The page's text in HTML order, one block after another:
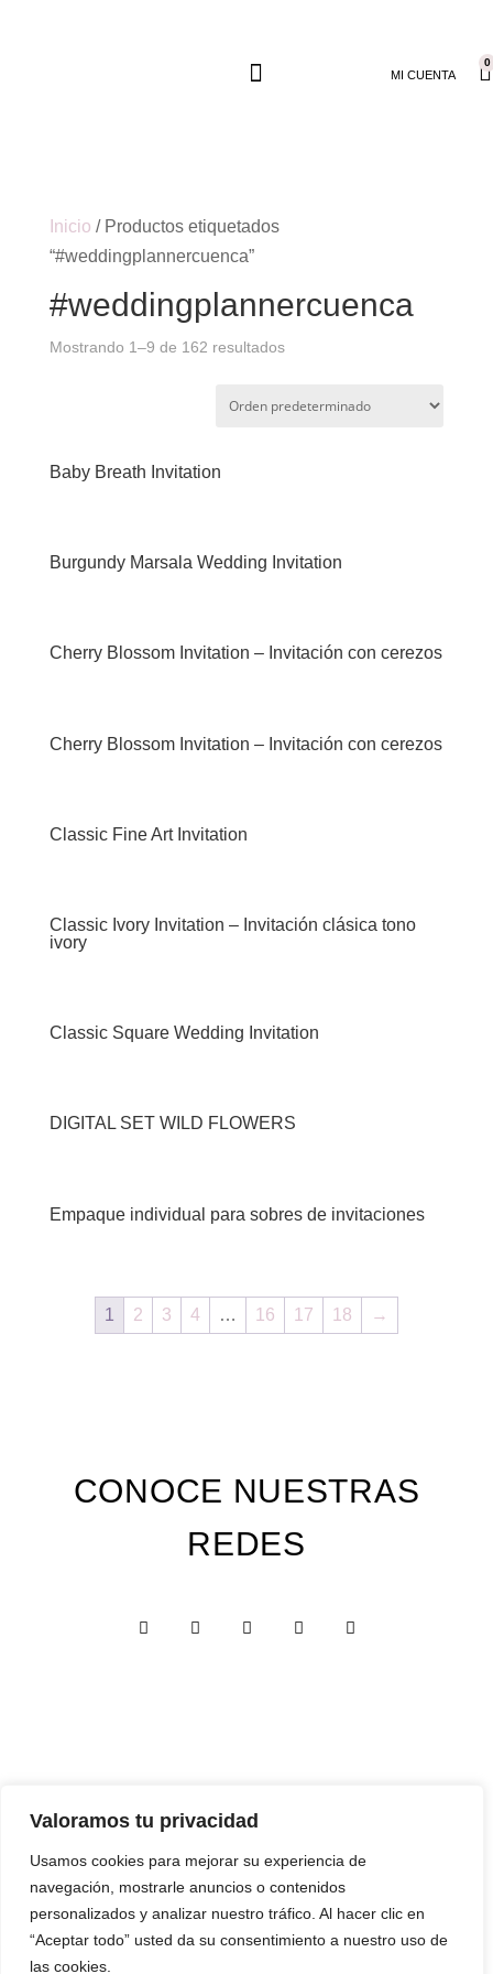
Valoramos tu privacidad
Usamos cookies para mejorar su experiencia de
navegación, mostrarle anuncios o contenidos
personalizados y analizar nuestro tráfico. Al hacer clic en
“Aceptar todo” usted da su consentimiento a nuestro uso de
las cookies.
MI CUENTA
0
Inicio / Productos etiquetados
“#weddingplannercuenca”
#weddingplannercuenca
Mostrando 1–9 de 162 resultados
Baby Breath Invitation
Burgundy Marsala Wedding Invitation
Cherry Blossom Invitation – Invitación con cerezos
Cherry Blossom Invitation – Invitación con cerezos
Classic Fine Art Invitation
Classic Ivory Invitation – Invitación clásica tono
ivory
Classic Square Wedding Invitation
DIGITAL SET WILD FLOWERS
Empaque individual para sobres de invitaciones
1 2 3 4 … 16 17 18 →
CONOCE NUESTRAS
REDES
Custom Edition
Express Edition
Digital Edition
Papelería y Cajas